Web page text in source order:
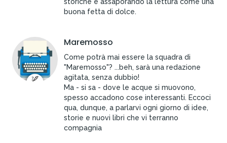
storiche e assaporando la lettura come una
buona fetta di dolce.
Maremosso
Come potrà mai essere la squadra di
"Maremosso"? ...beh, sarà una redazione
agitata, senza dubbio!
Ma - si sa - dove le acque si muovono,
spesso accadono cose interessanti. Eccoci
qua, dunque, a parlarvi ogni giorno di idee,
storie e nuovi libri che vi terranno
compagnia